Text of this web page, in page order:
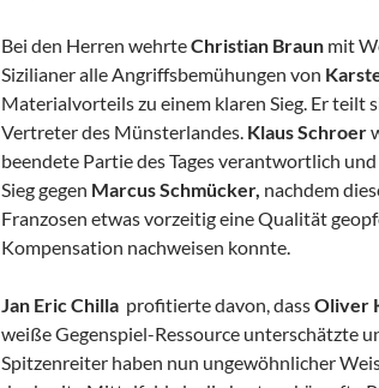
Bei den Herren wehrteChristian Braun mit
Sizilianer alle Angriffsbemühungen von
Materialvorteils zu einem klaren Sieg. Er teilt
Vertreter des Münsterlandes. Klaus Schroer
beendete Partie des Tages verantwortlich
Sieg gegen Marcus Schmücker, nachdem
Franzosen etwas vorzeitig eine Qualität
Kompensation nachweisen konnte.
Jan Eric Chilla profitierte davon, dassOliver
weiße Gegenspiel-Ressource unterschätzte
Spitzenreiter haben nun ungewöhnlicher